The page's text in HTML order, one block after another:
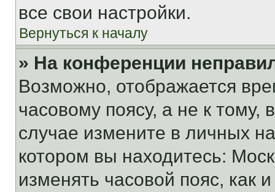
все свои настройки.
Вернуться к началу
» На конференции
Возможно, отображается
часовому поясу, а не к тому,
случае измените в личных
котором вы находитесь:
изменять часовой пояс, как